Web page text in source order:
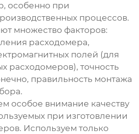
особенно при
процессов.
множество факторов:
расходомера,
полей (для
расходомеров), точность
правильность монтажа
особое внимание качеству
при изготовлении
Используем только